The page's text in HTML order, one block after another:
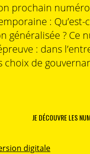
prochain
: Qu’est-
généralisée ? Ce
: dans
de
JE DÉCOUVRE LES
digitale